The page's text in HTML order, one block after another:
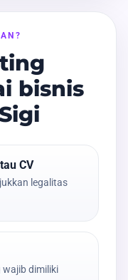
bisnis
CV
legalitas
wajib dimiliki